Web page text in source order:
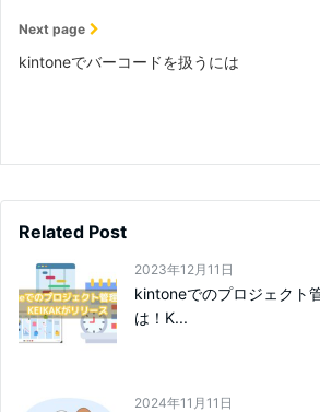
Next page
kintoneでバーコードを扱うには
Related Post
2023年12月11日
kintoneでのプロジェクト
は！K...
2024年11月11日